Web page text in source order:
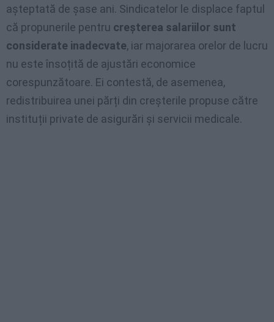
așteptată de șase ani. Sindicatelor le displace faptul
că propunerile pentru creșterea salariilor sunt
considerate inadecvate, iar majorarea orelor de lucru
nu este însoțită de ajustări economice
corespunzătoare. Ei contestă, de asemenea,
redistribuirea unei părți din creșterile propuse către
instituții private de asigurări și servicii medicale.